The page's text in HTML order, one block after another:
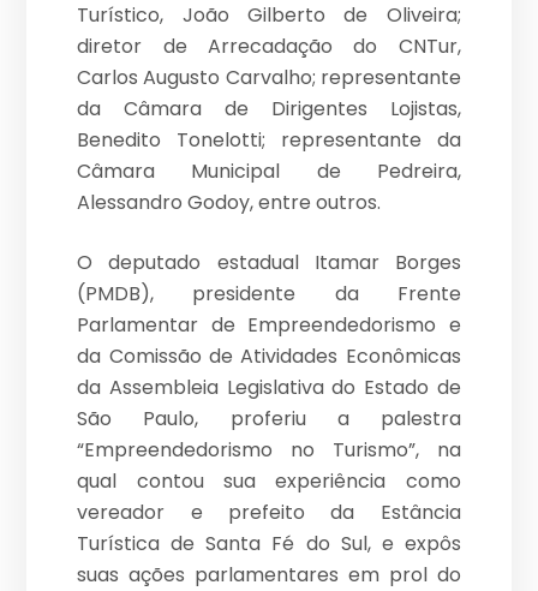
Turístico, João Gilberto de Oliveira;
diretor de Arrecadação do CNTur,
Carlos Augusto Carvalho; representante
da Câmara de Dirigentes Lojistas,
Benedito Tonelotti; representante da
Câmara Municipal de Pedreira,
Alessandro Godoy, entre outros.
O deputado estadual Itamar Borges
(PMDB), presidente da Frente
Parlamentar de Empreendedorismo e
da Comissão de Atividades Econômicas
da Assembleia Legislativa do Estado de
São Paulo, proferiu a palestra
“Empreendedorismo no Turismo”, na
qual contou sua experiência como
vereador e prefeito da Estância
Turística de Santa Fé do Sul, e expôs
suas ações parlamentares em prol do